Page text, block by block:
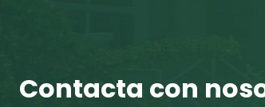
Contacta con